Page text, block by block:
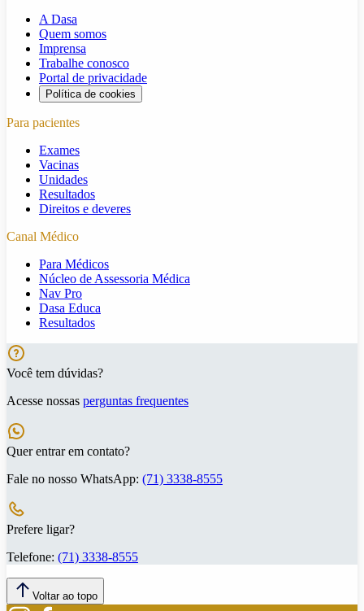
A Dasa
Quem somos
Imprensa
Trabalhe conosco
Portal de privacidade
Política de cookies
Para pacientes
Exames
Vacinas
Unidades
Resultados
Direitos e deveres
Canal Médico
Para Médicos
Núcleo de Assessoria Médica
Nav Pro
Dasa Educa
Resultados
Você tem dúvidas?
Acesse nossas perguntas frequentes
Quer entrar em contato?
Fale no nosso WhatsApp: (71) 3338-8555
Prefere ligar?
Telefone: (71) 3338-8555
Voltar ao topo